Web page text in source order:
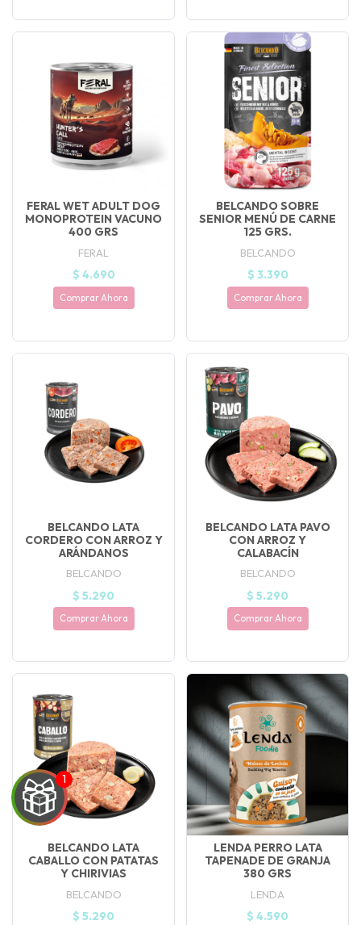
FERAL WET ADULT DOG
MONOPROTEIN VACUNO
400 GRS
FERAL
$ 4.690
Comprar Ahora
BELCANDO SOBRE
SENIOR MENÚ DE CARNE
125 GRS.
BELCANDO
$ 3.390
Comprar Ahora
BELCANDO LATA
CORDERO CON ARROZ Y
ARÁNDANOS
BELCANDO
$ 5.290
Comprar Ahora
BELCANDO LATA PAVO
CON ARROZ Y
CALABACÍN
BELCANDO
$ 5.290
Comprar Ahora
BELCANDO LATA
CABALLO CON PATATAS
Y CHIRIVIAS
BELCANDO
$ 5.290
LENDA PERRO LATA
TAPENADE DE GRANJA
380 GRS
LENDA
$ 4.590